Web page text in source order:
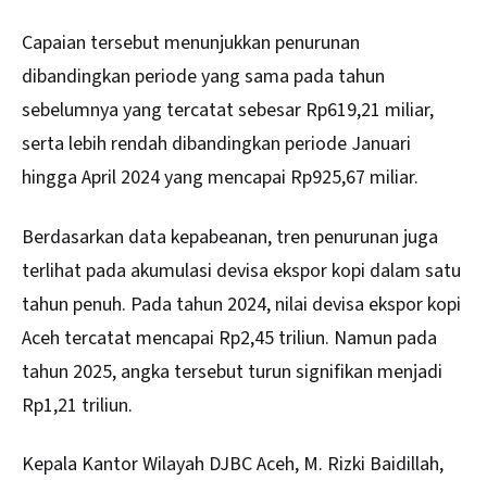
Capaian tersebut menunjukkan penurunan
dibandingkan periode yang sama pada tahun
sebelumnya yang tercatat sebesar Rp619,21 miliar,
serta lebih rendah dibandingkan periode Januari
hingga April 2024 yang mencapai Rp925,67 miliar.
Berdasarkan data kepabeanan, tren penurunan juga
terlihat pada akumulasi devisa ekspor kopi dalam satu
tahun penuh. Pada tahun 2024, nilai devisa ekspor kopi
Aceh tercatat mencapai Rp2,45 triliun. Namun pada
tahun 2025, angka tersebut turun signifikan menjadi
Rp1,21 triliun.
Kepala Kantor Wilayah DJBC Aceh, M. Rizki Baidillah,